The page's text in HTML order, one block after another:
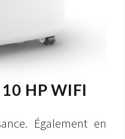
HP WIFI
Également en